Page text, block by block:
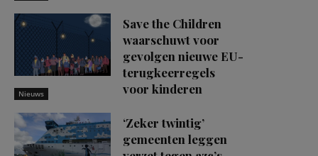
Nieuws
Save the Children
waarschuwt voor
gevolgen nieuwe EU-
terugkeerregels
voor kinderen
‘Zeker twintig’
gemeenten leggen